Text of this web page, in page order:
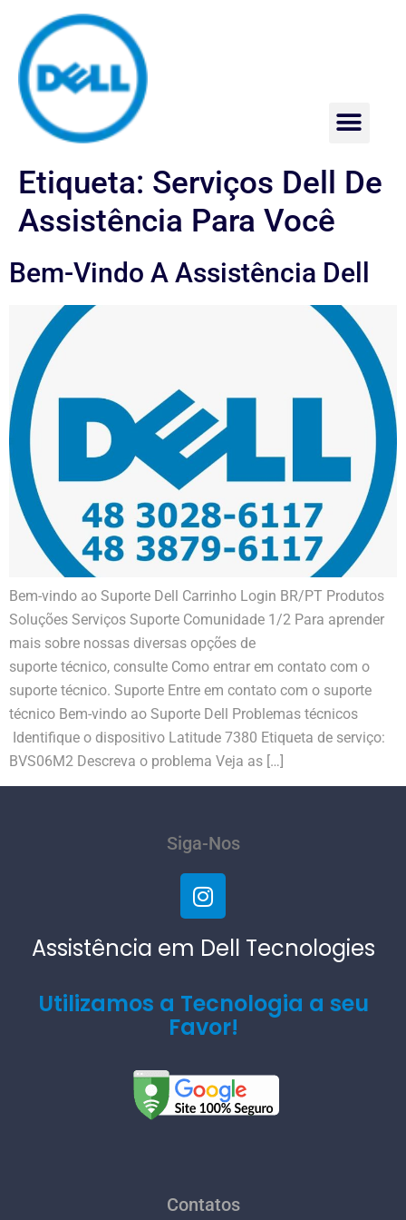
Etiqueta: Serviços Dell De
Assistência Para Você
Bem-Vindo A Assistência Dell
Bem-vindo ao Suporte Dell Carrinho Login BR/PT Produtos
Soluções Serviços Suporte Comunidade 1/2 Para aprender
mais sobre nossas diversas opções de
suporte técnico, consulte Como entrar em contato com o
suporte técnico. Suporte Entre em contato com o suporte
técnico Bem-vindo ao Suporte Dell Problemas técnicos
Identifique o dispositivo Latitude 7380 Etiqueta de serviço:
BVS06M2 Descreva o problema Veja as […]
Siga-Nos
Assistência em Dell Tecnologies
Utilizamos a Tecnologia a seu
Favor!
Contatos